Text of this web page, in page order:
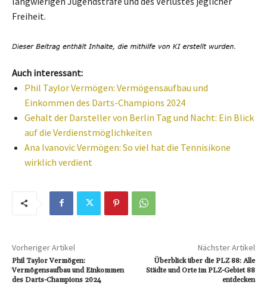
Freiheit.
Auch interessant:
Phil Taylor Vermögen: Vermögensaufbau und
Einkommen des Darts-Champions 2024
Gehalt der Darsteller von Berlin Tag und Nacht: Ein Blick
auf die Verdienstmöglichkeiten
Ana Ivanovic Vermögen: So viel hat die Tennisikone
wirklich verdient
Vorheriger Artikel
Phil Taylor Vermögen:
Vermögensaufbau und Einkommen
des Darts-Champions 2024
Nächster Artikel
Überblick über die PLZ 88: Alle
Städte und Orte im PLZ-Gebiet 88
entdecken